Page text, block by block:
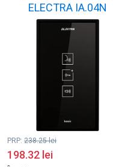
ELECTRA IA.04N
PRP: 238.25lei
198.32 lei